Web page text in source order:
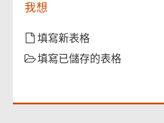
確認通知書
我想
填寫新表格
填寫已儲存的表格